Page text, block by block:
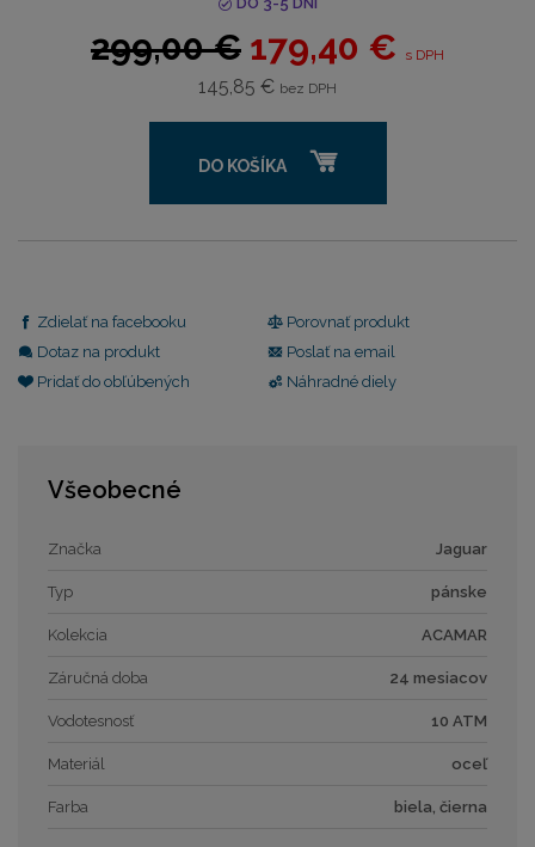
299,00 € 179,40 € s DPH
145,85 € bez DPH
DO KOŠÍKA
Zdielať na facebooku
Porovnať produkt
Dotaz na produkt
Poslať na email
Pridať do obľúbených
Náhradné diely
Všeobecné
Značka Jaguar
Typ pánske
Kolekcia ACAMAR
Záručná doba 24 mesiacov
Vodotesnosť 10 ATM
Materiál oceľ
Farba biela, čierna